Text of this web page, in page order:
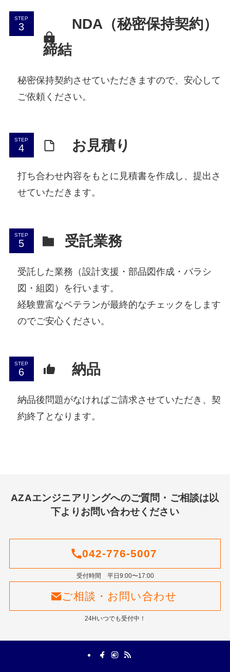
STEP
NDA（秘密保持契約）
締結
秘密保持契約させていただきますので、安心して
ご依頼ください。
STEP お見積り
打ち合わせ内容をもとに見積書を作成し、提出さ
せていただきます。
STEP 受託業務
受託した業務（設計支援・部品図作成・バラシ
図・組図）を行います。
経験豊富なベテランが最終的なチェックをします
のでご安心ください。
STEP 納品
納品後問題がなければご請求させていただき、契
約終了となります。
AZAエンジニアリングへのご質問・ご相談は以
下よりお問い合わせください
042-776-5007
受付時間 平日9:00〜17:00
ご相談・お問い合わせ
24Hいつでも受付中！